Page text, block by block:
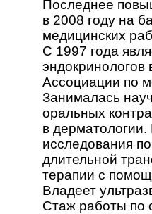
Последнее
в 2008 году на
медицинских
С 1997 года
Ассоциации по
Занималась
оральных
в
исследования
длительной
терапии с
Владеет
Стаж работы по